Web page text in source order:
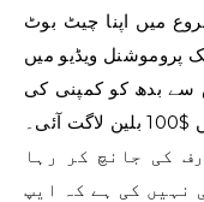
میں اپنا چیٹ بوٹ
پروموشنل ویڈیو میں
بدھ کو کمپنی کی
آئی۔
کی جانچ کر رہا
نہیں کی ہے کہ ایپ